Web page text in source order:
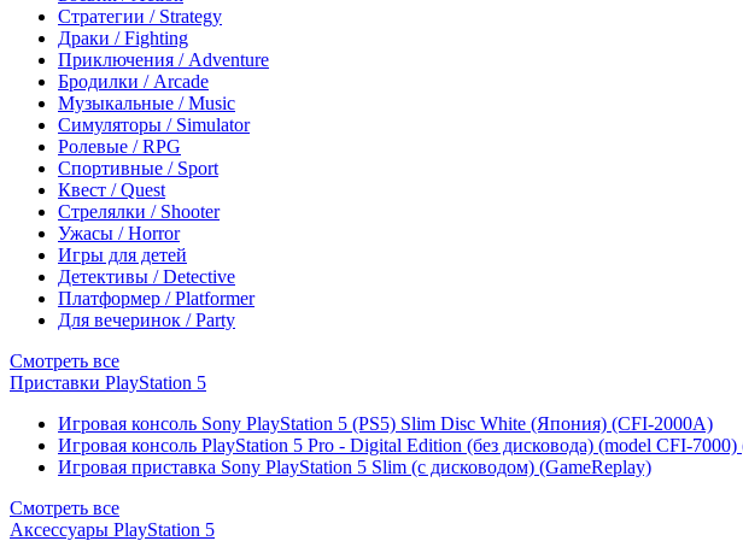
Стратегии / Strategy
Драки / Fighting
Приключения / Adventure
Бродилки / Arcade
Музыкальные / Music
Симуляторы / Simulator
Ролевые / RPG
Спортивные / Sport
Квест / Quest
Стрелялки / Shooter
Ужасы / Horror
Игры для детей
Детективы / Detective
Платформер / Platformer
Для вечеринок / Party
Смотреть все
Приставки PlayStation 5
Игровая консоль Sony PlayStation 5 (PS5) Slim Disc White (Япония) (CFI-2000A)
Игровая консоль PlayStation 5 Pro - Digital Edition (без дисковода) (model CFI-
Игровая приставка Sony PlayStation 5 Slim (с дисководом) (GameReplay)
Смотреть все
Аксессуары PlayStation 5